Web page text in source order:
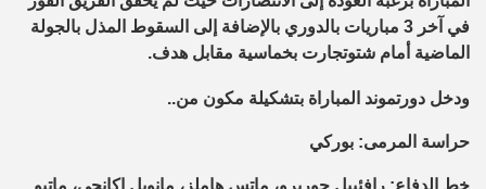
في آخر 3 مباريات بالدوري بالإضافة إلى السقوط المذل بالجولة
الماضية أمام شتوتجارت بخماسية مقابل هدف.
ودخل دورتموند المباراة بتشكيلة مكون من..
حراسة المرمى: بوركي
خط الدفاع: رافئييل جوريرو، ماتس هاملز، مانويل اكانجي، ماتيو